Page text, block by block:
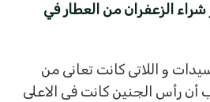
الزعفران من العطار في
و اللاتى كانت تعانى من
أن رأس الجنين كانت فى الاعلى